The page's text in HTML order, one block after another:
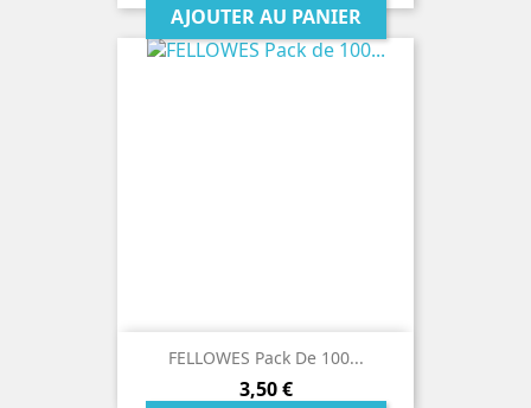
AJOUTER AU PANIER
FELLOWES Pack De 100...
Prix
3,50 €